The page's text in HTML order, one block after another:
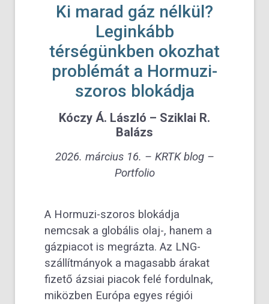
Ki marad gáz nélkül?
Leginkább
térségünkben okozhat
problémát a Hormuzi-
szoros blokádja
Kóczy Á. László – Sziklai R.
Balázs
2026. március 16. – KRTK blog –
Portfolio
A Hormuzi-szoros blokádja
nemcsak a globális olaj-, hanem a
gázpiacot is megrázta. Az LNG-
szállítmányok a magasabb árakat
fizető ázsiai piacok felé fordulnak,
miközben Európa egyes régiói